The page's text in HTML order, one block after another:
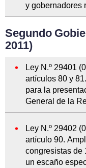
y gobernadores
Segundo
2011)
Ley N.º 29401
artículos 80 y
para la
General de la
Ley N.º 29402
artículo 90.
congresistas de
un escaño